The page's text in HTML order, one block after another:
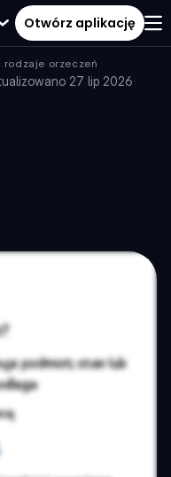
Otwórz aplikację
rodzaje orzeczeń
27 lip 2026·